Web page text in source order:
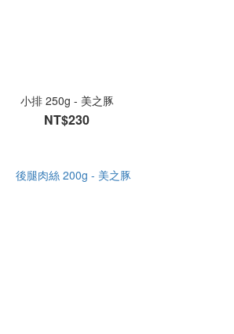
小排 250g - 美之豚
NT$230